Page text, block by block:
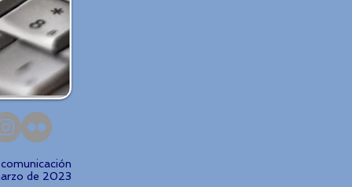
de 2023